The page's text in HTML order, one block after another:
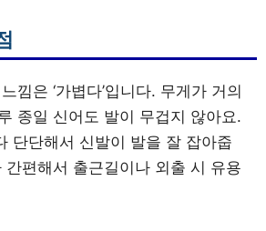
낌은 ‘가볍다’입니다. 무게가 거의
종일 신어도 발이 무겁지 않아요.
단단해서 신발이 발을 잘 잡아줍
간편해서 출근길이나 외출 시 유용